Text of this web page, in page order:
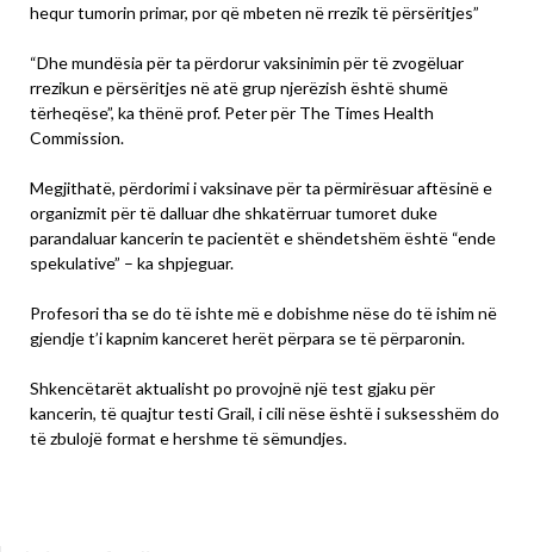
hequr tumorin primar, por që mbeten në rrezik të përsëritjes”
“Dhe mundësia për ta përdorur vaksinimin për të zvogëluar
rrezikun e përsëritjes në atë grup njerëzish është shumë
tërheqëse”, ka thënë prof. Peter për The Times Health
Commission.
Megjithatë, përdorimi i vaksinave për ta përmirësuar aftësinë e
organizmit për të dalluar dhe shkatërruar tumoret duke
parandaluar kancerin te pacientët e shëndetshëm është “ende
spekulative” – ka shpjeguar.
Profesori tha se do të ishte më e dobishme nëse do të ishim në
gjendje t’i kapnim kanceret herët përpara se të përparonin.
Shkencëtarët aktualisht po provojnë një test gjaku për
kancerin, të quajtur testi Grail, i cili nëse është i suksesshëm do
të zbulojë format e hershme të sëmundjes.